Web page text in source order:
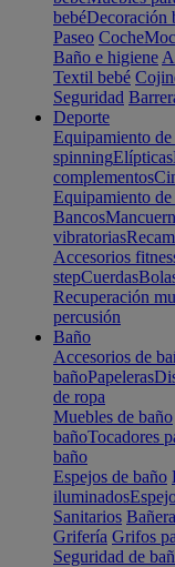
bebéDecoración
Paseo Coche
Baño e higiene
Textil bebé
Seguridad
Deporte
Equipamiento
spinningElípticas
complementos
Equipamiento
Bancos
vibratorias
Accesorios
stepCuerdas
Recuperación
percusión
Baño
Accesorios de
bañoPapeleras
de ropa
Muebles de baño
bañoTocadores
baño
Espejos de baño
iluminados
Sanitarios
Grifería Grifos
Seguridad de